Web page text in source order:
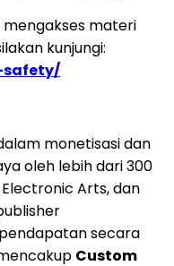
materi
kunjungi:
safety/
monetisasi dan
oleh lebih dari 300
Arts, dan
secara
Custom